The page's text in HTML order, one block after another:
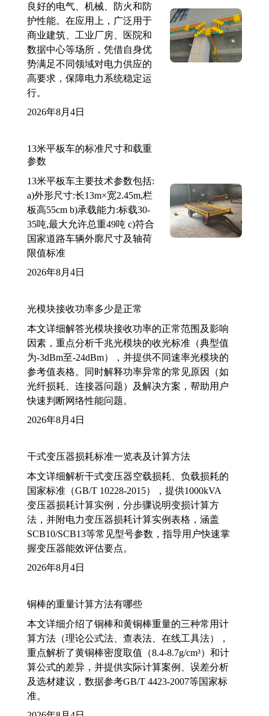
良好的电气、机械、防火和防
护性能。在应用上，广泛用于
商业建筑、工业厂房、医院和
数据中心等场所，凭借自身优
势满足不同领域对电力供应的
高要求，保障电力系统稳定运
行。
2026年8月4日
13米平板车的标准尺寸和载重
参数
13米平板车主要技术参数包括:
a)外形尺寸:长13m×宽2.45m,栏
板高55cm b)承载能力:标载30-
35吨,最大允许总重49吨 c)符合
国家道路车辆外廓尺寸及轴荷
限值标准
2026年8月4日
光模块接收功率多少是正常
本文详细解答光模块接收功率的正常范围及影响
因素，重点分析千兆光模块的收光标准（典型值
为-3dBm至-24dBm），并提供不同速率光模块的
参考值表格。同时解释功率异常的常见原因（如
光纤损耗、连接器问题）及解决方案，帮助用户
快速判断网络性能问题。
2026年8月4日
干式变压器损耗标准一览表及计算方法
本文详细解析干式变压器空载损耗、负载损耗的
国家标准（GB/T 10228-2015），提供1000kVA
变压器损耗计算实例，分步骤说明变损计算方
法，并附电力变压器损耗计算实例表格，涵盖
SCB10/SCB13等常见型号参数，指导用户快速掌
握变压器能效评估要点。
2026年8月4日
铜棒的重量计算方法有哪些
本文详细介绍了铜棒和黄铜棒重量的三种常用计
算方法（理论公式法、查表法、在线工具法），
重点解析了黄铜棒密度取值（8.4-8.7g/cm³）和计
算公式的差异，并提供实际计算案例、误差分析
及选材建议，数据参考GB/T 4423-2007等国家标
准。